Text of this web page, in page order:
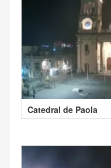
Catedral de Paola